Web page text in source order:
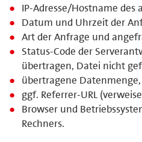
IP-Adresse/Hostname des
Datum und Uhrzeit der
Art der Anfrage und
Status-Code der
übertragen, Datei nicht
übertragene Datenmenge,
ggf. Referrer-URL
Browser und
Rechners.